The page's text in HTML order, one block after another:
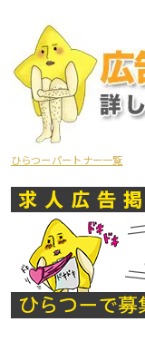
ひらつーパートナー一覧